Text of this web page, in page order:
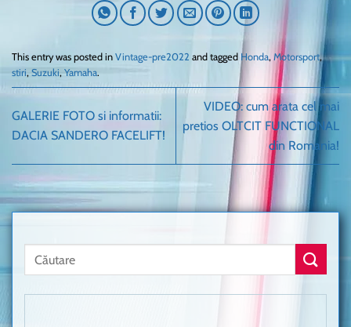
This entry was posted in Vintage-pre2022 and tagged Honda, Motorsport,
stiri, Suzuki,Yamaha.
GALERIE FOTO si informatii:
DACIA SANDERO FACELIFT!
VIDEO: cum arata cel mai
pretios OLTCIT FUNCTIONAL
din Romania!